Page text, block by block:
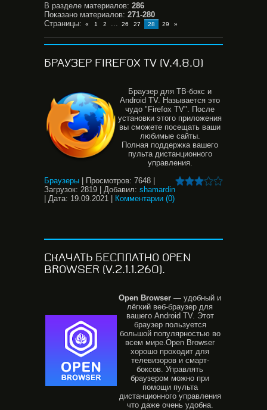
В разделе материалов: 286
Показано материалов: 271-280
Страницы: « 1 2 ... 26 27 28 29 »
БРАУЗЕР FIREFOX TV (V.4.8.0)
Браузер для ТВ-бокс и
Android TV. Называется это
чудо "Firefox TV". После
установки этого приложения
вы сможете посещать ваши
любимые сайты.
Полная поддержка вашего
пульта дистанционного
управления.
Браузеры
Просмотров: 7648
Загрузок: 2819 Добавил: shamardin
Дата: 19.09.2021 Комментарии (0)
СКАЧАТЬ БЕСПЛАТНО OPEN
BROWSER (V.2.1.1.260).
Open Browser — удобный и
лёгкий веб-браузер для
вашего Android TV. Этот
браузер пользуется
большой популярностью во
всем мире.Open Browsеr
хорошо проходит для
телевизоров и смарт-
боксов. Управлять
браузером можно при
помощи пульта
дистанционного управления
что даже очень удобна.